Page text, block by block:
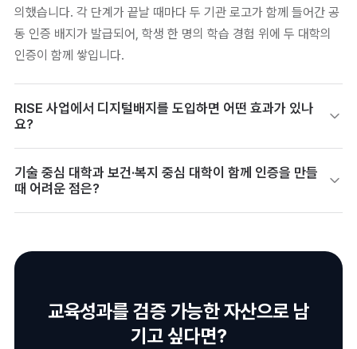
의했습니다. 각 단계가 끝날 때마다 두 기관 로고가 함께 들어간 공
동 인증 배지가 발급되어, 학생 한 명의 학습 경험 위에 두 대학의
인증이 함께 쌓입니다.
RISE 사업에서 디지털배지를 도입하면 어떤 효과가 있나
요?
러냈는가’를 시각화된 데이터로 보고할 수 있습니다. 담당 교수는
기술 중심 대학과 보건·복지 중심 대학이 함께 인증을 만들
때 어려운 점은?
인증 기준을 만드는 데 가장 많은 시간이 들었고 공동 명의 증명서
로 남았습니다.
교육성과를 검증 가능한 자산으로 남
기고 싶다면?